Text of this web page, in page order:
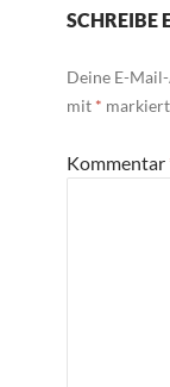
SCHREIBE
Deine E-
mit * markiert
Kommentar